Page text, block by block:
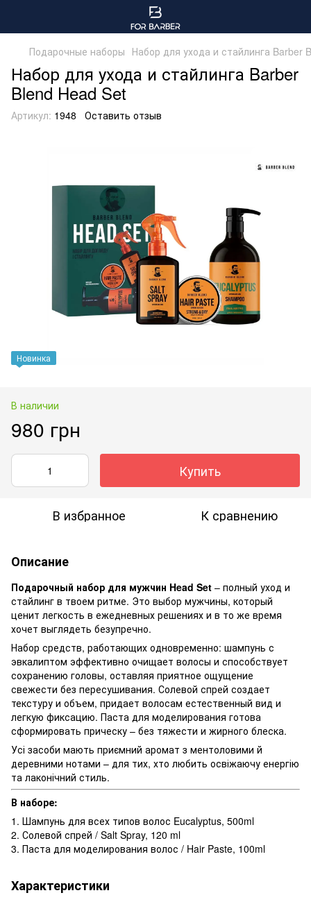
Подарочные наборы Набор для ухода и стайлинга Barber
Набор для ухода и стайлинга Barber
Blend Head Set
Артикул: 1948 Оставить отзыв
Новинка
В наличии
980 грн
Купить
В избранное К сравнению
Описание
Подарочный набор для мужчин Head Set – полный уход и
стайлинг в твоем ритме. Это выбор мужчины, который
ценит легкость в ежедневных решениях и в то же время
хочет выглядеть безупречно.
Набор средств, работающих одновременно: шампунь с
эвкалиптом эффективно очищает волосы и способствует
сохранению головы, оставляя приятное ощущение
свежести без пересушивания. Солевой спрей создает
текстуру и объем, придает волосам естественный вид и
легкую фиксацию. Паста для моделирования готова
сформировать прическу – без тяжести и жирного блеска.
Усі засоби мають приємний аромат з ментоловими й
деревними нотами – для тих, хто любить освіжаючу енергію
та лаконічний стиль.
В наборе:
1. Шампунь для всех типов волос Eucalyptus, 500ml
2. Солевой спрей / Salt Spray, 120 ml
3. Паста для моделирования волос / Hair Paste, 100ml
Характеристики